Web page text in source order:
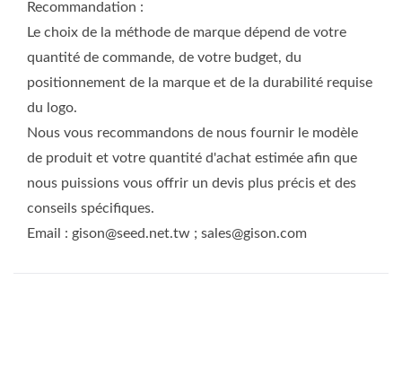
Recommandation :
Le choix de la méthode de marque dépend de votre
quantité de commande, de votre budget, du
positionnement de la marque et de la durabilité requise
du logo.
Nous vous recommandons de nous fournir le modèle
de produit et votre quantité d'achat estimée afin que
nous puissions vous offrir un devis plus précis et des
conseils spécifiques.
Email : gison@seed.net.tw ; sales@gison.com